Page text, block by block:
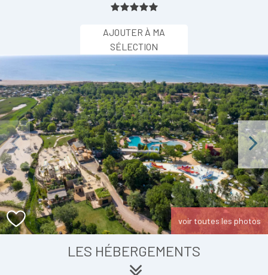
AJOUTER À MA
SÉLECTION
Next
voir toutes les photos
LES HÉBERGEMENTS